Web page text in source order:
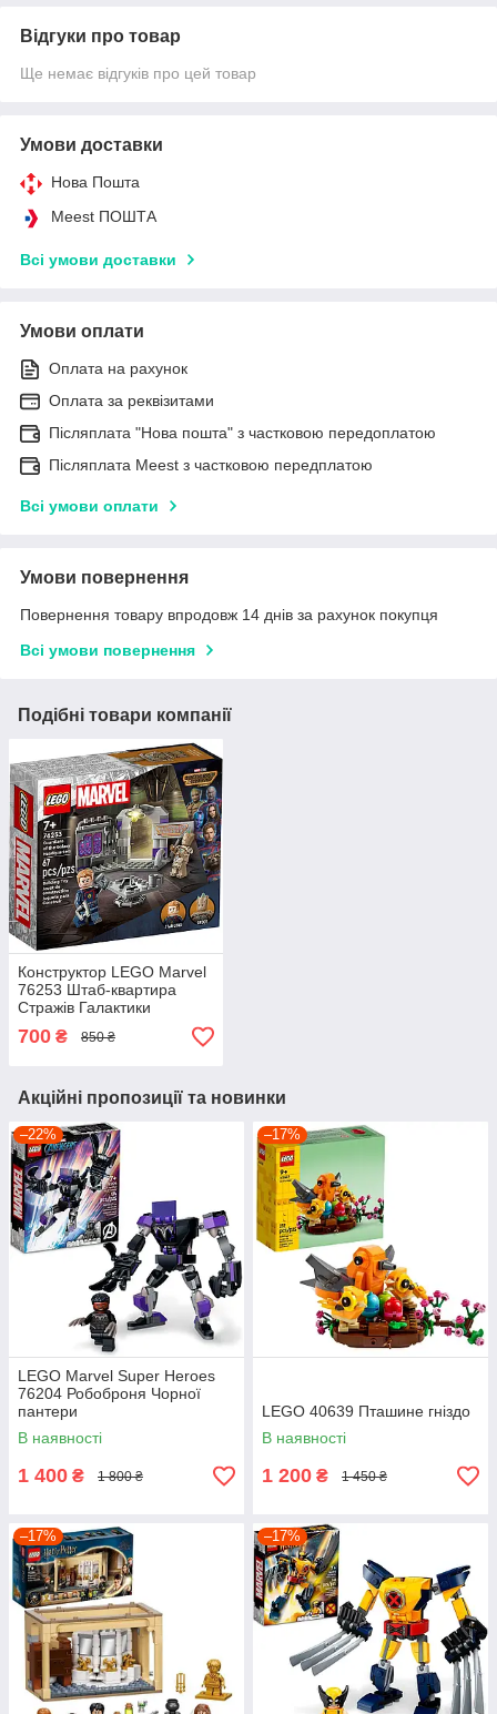
Відгуки про товар
Ще немає відгуків про цей товар
Умови доставки
Нова Пошта
Meest ПОШТА
Всі умови доставки
Умови оплати
Оплата на рахунок
Оплата за реквізитами
Післяплата "Нова пошта" з частковою передоплатою
Післяплата Meest з частковою передплатою
Всі умови оплати
Умови повернення
Повернення товару впродовж 14 днів за рахунок покупця
Всі умови повернення
Подібні товари компанії
Конструктор LEGO Marvel
76253 Штаб-квартира
Стражів Галактики
700 ₴ 850 ₴
Акційні пропозиції та новинки
–22%
LEGO Marvel Super Heroes
76204 Робоброня Чорної
пантери
В наявності
1 400 ₴ 1 800 ₴
–17%
LEGO 40639 Пташине гніздо
В наявності
1 200 ₴ 1 450 ₴
–17% –17%